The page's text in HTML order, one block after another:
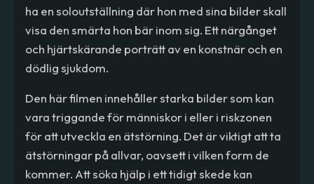
ha en soloutställning där hon med sina bilder skall
visa den smärta hon bär inom sig. Ett närgånget
och hjärtskärande porträtt av en konstnär och en
dödlig sjukdom.
Den här filmen innehåller starka bilder som kan
vara triggande för människor i eller i riskzonen
för att utveckla en ätstörning. Det är viktigt att ta
ätstörningar på allvar, oavsett i vilken form de
kommer. Att söka hjälp i ett tidigt skede kan